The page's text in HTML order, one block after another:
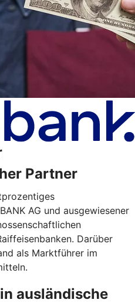
Partner
AG und ausgewiesener
Darüber
als Marktführer im
ausländische